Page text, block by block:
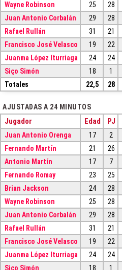
Wayne Robinson
25 28
Juan Antonio Corbalán
29 28
Rafael Rullán
31 21
Francisco José Velasco
19 22
Juanma López Iturriaga
24 24
Siço Simón
18 1
Totales
22,5 28
AJUSTADAS A 24 MINUTOS
Jugador Edad PJ
Juan Antonio Orenga 17 2
Fernando Martín
21 26
Antonio Martín
17 7
Fernando Romay
23 25
Brian Jackson
24 28
Wayne Robinson
25 28
Juan Antonio Corbalán
29 28
Rafael Rullán
31 21
Francisco José Velasco
19 22
Juanma López Iturriaga
24 24
Siço Simón
18 1